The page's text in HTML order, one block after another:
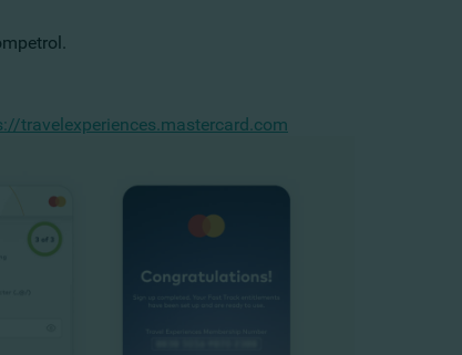
travelexperiences.mastercard.com